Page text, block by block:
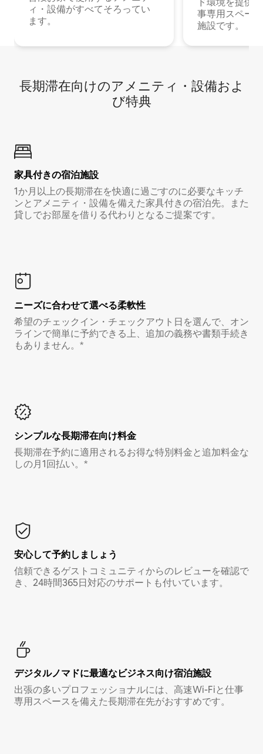
ィ・設備がすべてそろってい
ます。
事専用スペー
施設です。
長期滞在向け⁠のア⁠メ⁠ニ⁠テ⁠ィ⁠・設⁠備⁠およ
び特⁠典
家具付き⁠の宿⁠泊⁠施⁠設
1か月以上の長期滞在を快適に過ごすのに必要なキッチ
ンとアメニティ・設備を備えた家具付きの宿泊先。また
貸しでお部屋を借りる代わりとなるご提案です。
ニーズに合わせて選べる柔軟性
希望のチェックイン・チェックアウト日を選んで、オン
ラインで簡単に予約できる上、追加の義務や書類手続き
もありません。*
シンプルな長期滞在向け料金
長期滞在予約に適用されるお得な特別料金と追加料金な
しの月1回払い。*
安心して予約しましょう
信頼できるゲストコミュニティからのレビューを確認で
き、24時間365日対応のサポートも付いています。
デジタルノマド⁠に最⁠適⁠なビ⁠ジ⁠ネ⁠ス⁠向⁠け宿⁠泊⁠施⁠設
出張の多いプロフェッショナルには、高速Wi-Fiと仕事
専用スペースを備えた長期滞在先がおすすめです。